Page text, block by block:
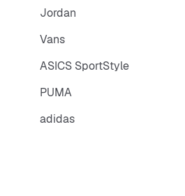
Jordan
Vans
ASICS SportStyle
PUMA
adidas